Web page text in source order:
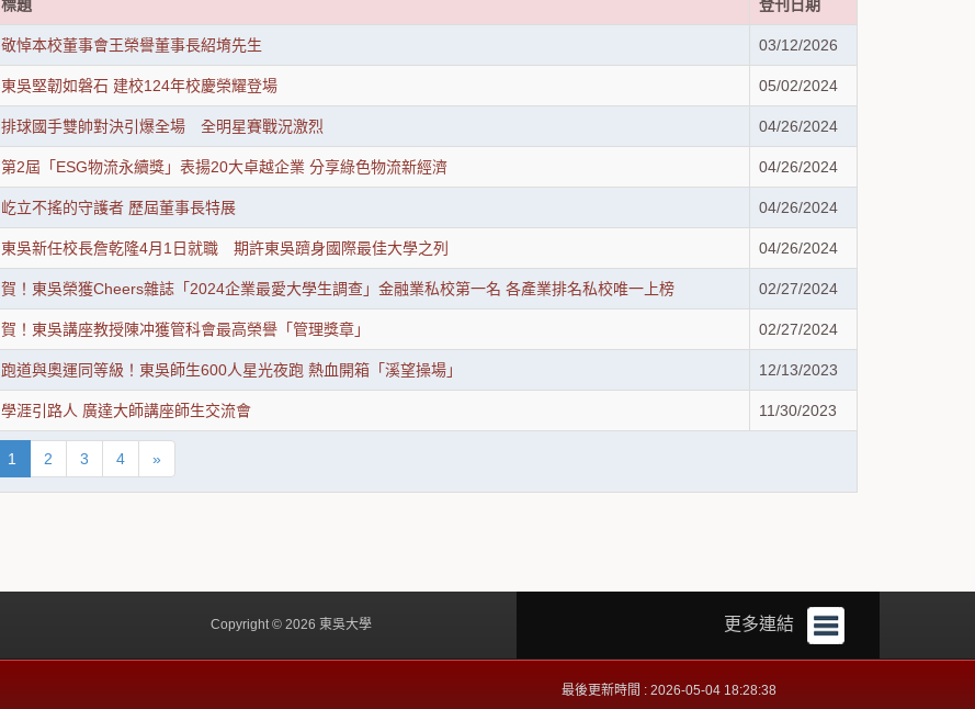
標題 登刊日期
敬悼本校董事會王榮譽董事長紹堉先生 03/12/2026
東吳堅韌如磐石 建校124年校慶榮耀登場 05/02/2024
排球國手雙帥對決引爆全場 全明星賽戰況激烈 04/26/2024
第2屆「ESG物流永續獎」表揚20大卓越企業 分享綠色物流新經濟 04/26/2024
屹立不搖的守護者 歷屆董事長特展 04/26/2024
東吳新任校長詹乾隆4月1日就職 期許東吳躋身國際最佳大學之列 04/26/2024
賀！東吳榮獲Cheers雜誌「2024企業最愛大學生調查」金融業私校第一名 各產業排名私校唯一上榜 02/27/2024
賀！東吳講座教授陳冲獲管科會最高榮譽「管理獎章」 02/27/2024
跑道與奧運同等級！東吳師生600人星光夜跑 熱血開箱「溪望操場」 12/13/2023
學涯引路人 廣達大師講座師生交流會 11/30/2023
1 2 3 4 »
更多連結
Copyright © 2026 東吳大學
最後更新時間 : 2026-05-04 18:28:38